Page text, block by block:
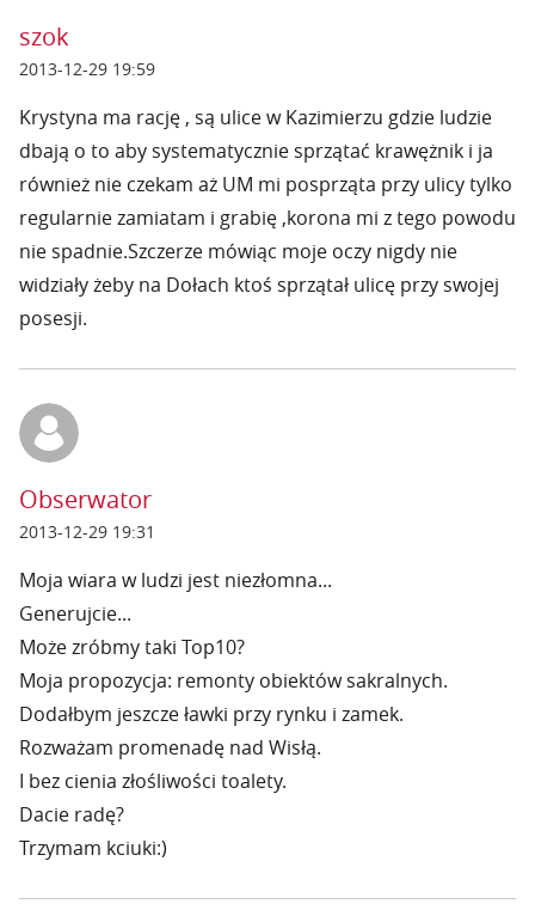
szok
2013-12-29 19:59
Krystyna ma rację , są ulice w Kazimierzu gdzie ludzie
dbają o to aby systematycznie sprzątać krawężnik i ja
również nie czekam aż UM mi posprząta przy ulicy tylko
regularnie zamiatam i grabię ,korona mi z tego powodu
nie spadnie.Szczerze mówiąc moje oczy nigdy nie
widziały żeby na Dołach ktoś sprzątał ulicę przy swojej
posesji.
Obserwator
2013-12-29 19:31
Moja wiara w ludzi jest niezłomna...
Generujcie...
Może zróbmy taki Top10?
Moja propozycja: remonty obiektów sakralnych.
Dodałbym jeszcze ławki przy rynku i zamek.
Rozważam promenadę nad Wisłą.
I bez cienia złośliwości toalety.
Dacie radę?
Trzymam kciuki:)